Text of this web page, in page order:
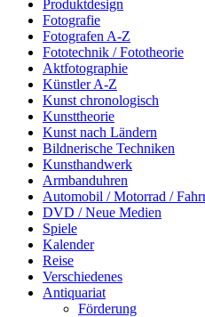
Produktdesign
Fotografie
Fotografen A-Z
Fototechnik / Fototheorie
Aktfotographie
Künstler A-Z
Kunst chronologisch
Kunsttheorie
Kunst nach Ländern
Bildnerische Techniken
Kunsthandwerk
Armbanduhren
Automobil / Motorrad /
DVD / Neue Medien
Spiele
Kalender
Reise
Verschiedenes
Antiquariat
Förderung